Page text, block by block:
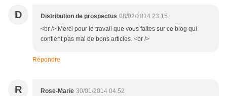
D Distribution de prospectus 08/02/2014 23:15
<br /> Merci pour le travail que vous faites sur ce blog qui
contient pas mal de bons articles. <br />
Répondre
R Rose-Marie 30/01/2014 04:52